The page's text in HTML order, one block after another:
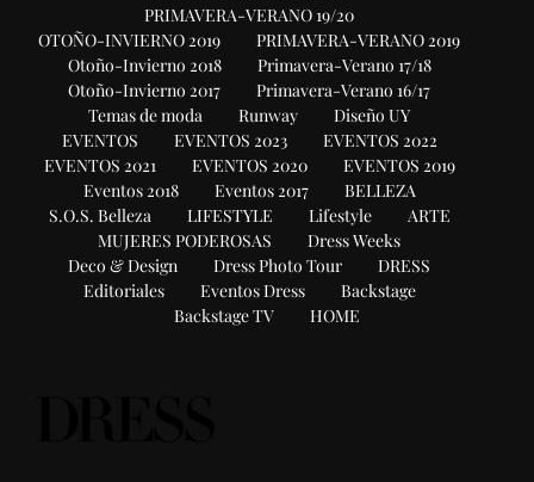
PRIMAVERA-VERANO 19/20
OTOÑO-INVIERNO 2019
PRIMAVERA-VERANO 2019
Otoño-Invierno 2018
Primavera-Verano 17/18
Otoño-Invierno 2017
Primavera-Verano 16/17
Temas de moda
Runway
Diseño UY
EVENTOS
EVENTOS 2023
EVENTOS 2022
EVENTOS 2021
EVENTOS 2020
EVENTOS 2019
Eventos 2018
Eventos 2017
BELLEZA
S.O.S. Belleza
LIFESTYLE Lifestyle
ARTE
MUJERES PODEROSAS
Dress Weeks
Deco & Design
Dress Photo Tour
DRESS
Editoriales
Eventos Dress
Backstage
Backstage TV
HOME